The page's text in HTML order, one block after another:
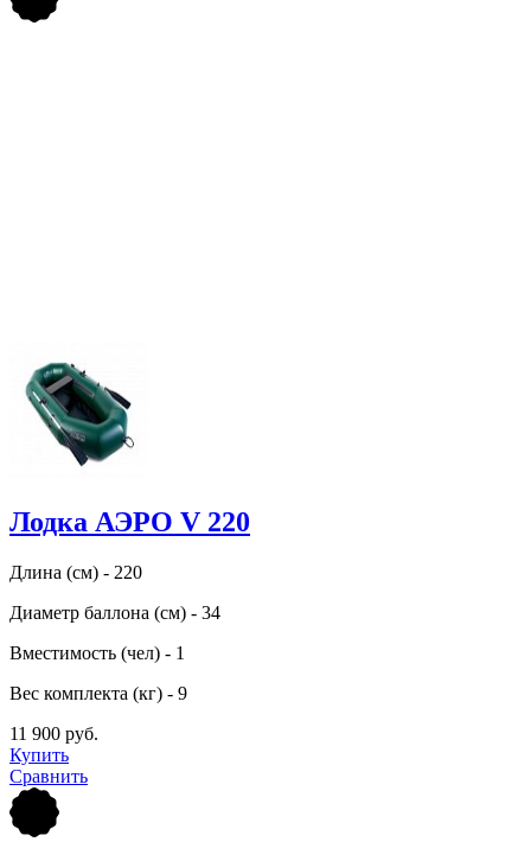
Лодка АЭРО V 220
Длина (см) - 220
Диаметр баллона (см) - 34
Вместимость (чел) - 1
Вес комплекта (кг) - 9
11 900 руб.
Купить
Сравнить